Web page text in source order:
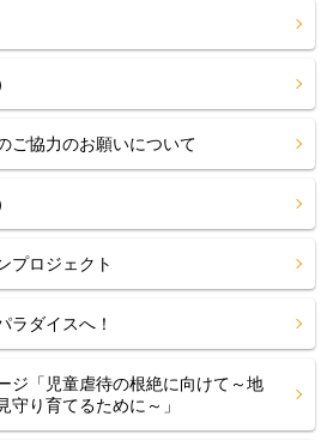
ご協力のお願いについて
プロジェクト
ラダイスへ！
ジ「児童虐待の根絶に向けて～地
守り育てるために～」